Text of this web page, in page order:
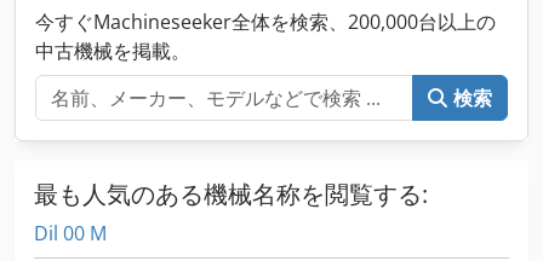
今すぐMachineseeker全体を検索、200,000台以上の
中古機械を掲載。
検索
最も人気のある機械名称を閲覧する:
Dil 00 M